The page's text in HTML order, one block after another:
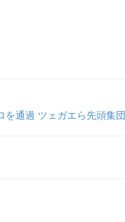
を通過 ツェガエら先頭集